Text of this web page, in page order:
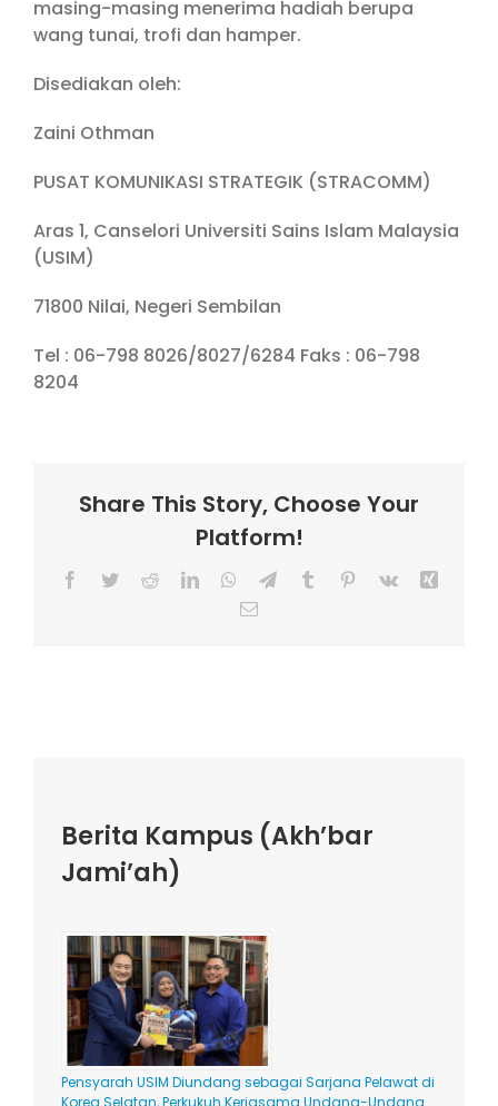
masing-masing menerima hadiah berupa
wang tunai, trofi dan hamper.
Disediakan oleh:
Zaini Othman
PUSAT KOMUNIKASI STRATEGIK (STRACOMM)
Aras 1, Canselori Universiti Sains Islam Malaysia
(USIM)
71800 Nilai, Negeri Sembilan
Tel : 06-798 8026/8027/6284 Faks : 06-798
8204
Share This Story, Choose Your
Platform!
Facebook
TwitterRedditLinkedInWhatsApp
TelegramTumblr Pinterest
Vk
Email
Berita Kampus (Akh’bar
Jami’ah)
Pensyarah USIM Diundang sebagai Sarjana Pelawat di